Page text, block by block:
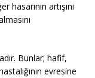
hasarının artışını
Bunlar; hafif,
evresine